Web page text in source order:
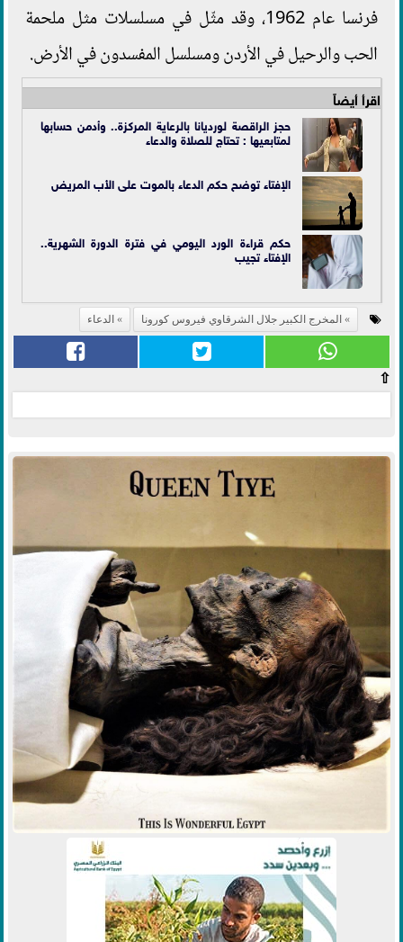
فرنسا عام 1962، وقد مثّل في مسلسلات مثل ملحمة
الحب والرحيل في الأردن ومسلسل المفسدون في الأرض.
اقرأ أيضاً
حجز الراقصة لورديانا بالرعاية المركزة.. وأدمن حسابها
لمتابعيها : تحتاج للصلاة والدعاء
الإفتاء توضح حكم الدعاء بالموت على الأب المريض
حكم قراءة الورد اليومي في فترة الدورة الشهرية..
الإفتاء تجيب
المخرج الكبير جلال الشرقاوي فيروس كورونا الدعاء
⇧